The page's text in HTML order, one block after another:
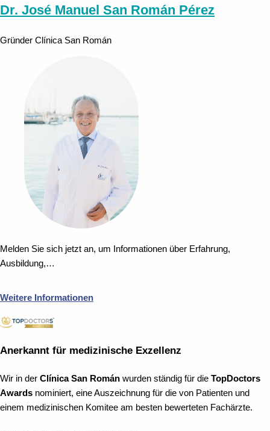
Dr. José Manuel San Román Pérez
Gründer Clínica San Román
Melden Sie sich jetzt an, um Informationen über Erfahrung,
Ausbildung,…
Weitere Informationen
Anerkannt für medizinische Exzellenz
Wir in der Clínica San Román wurden ständig für die TopDoctors
Awards nominiert, eine Auszeichnung für die von Patienten und
einem medizinischen Komitee am besten bewerteten Fachärzte.